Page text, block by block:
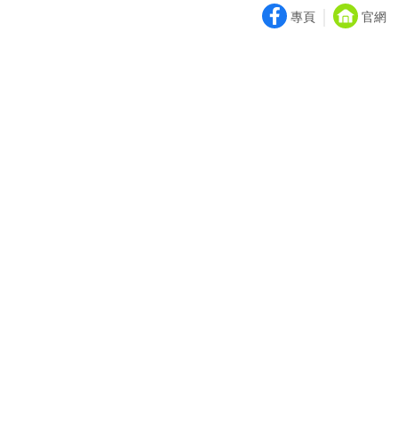
專頁｜ 官網